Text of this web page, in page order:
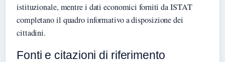
istituzionale, mentre i dati economici forniti da ISTAT
completano il quadro informativo a disposizione dei
cittadini.
Fonti e citazioni di riferimento